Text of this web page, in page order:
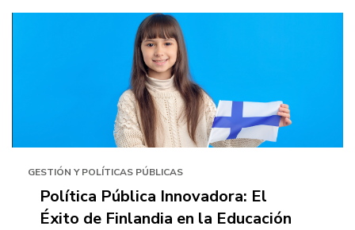
GESTIÓN Y POLÍTICAS PÚBLICAS
Política Pública Innovadora: El
Éxito de Finlandia en la Educación